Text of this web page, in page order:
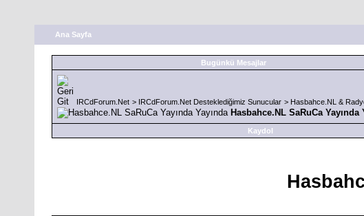
Ana Sayfa
Bugünkü Mesajlar
IRCdForum.Net > IRCdForum.Net Desteklediğimiz Sunucular > Hasbahce.NL &
Hasbahce.NL SaRuCa Yayında
Kaydol